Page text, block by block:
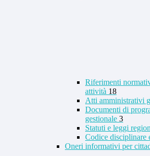
Riferimenti
attività 18
Atti amministrativi
Documenti di
gestionale 3
Statuti e leggi
Codice disciplinare
Oneri informativi per